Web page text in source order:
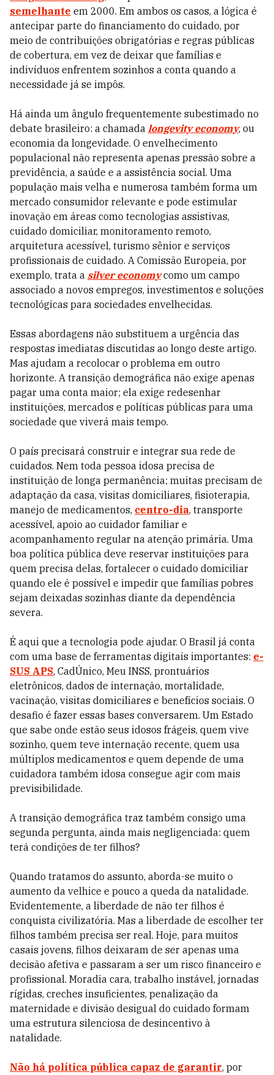
semelhante em 2000. Em ambos os casos, a lógica é
antecipar parte do financiamento do cuidado, por
meio de contribuições obrigatórias e regras públicas
de cobertura, em vez de deixar que famílias e
indivíduos enfrentem sozinhos a conta quando a
necessidade já se impôs.
Há ainda um ângulo frequentemente subestimado no
debate brasileiro: a chamada longevity economy, ou
economia da longevidade. O envelhecimento
populacional não representa apenas pressão sobre a
previdência, a saúde e a assistência social. Uma
população mais velha e numerosa também forma um
mercado consumidor relevante e pode estimular
inovação em áreas como tecnologias assistivas,
cuidado domiciliar, monitoramento remoto,
arquitetura acessível, turismo sênior e serviços
profissionais de cuidado. A Comissão Europeia, por
exemplo, trata a silver economycomo um campo
associado a novos empregos, investimentos e soluções
tecnológicas para sociedades envelhecidas.
Essas abordagens não substituem a urgência das
respostas imediatas discutidas ao longo deste artigo.
Mas ajudam a recolocar o problema em outro
horizonte. A transição demográfica não exige apenas
pagar uma conta maior; ela exige redesenhar
instituições, mercados e políticas públicas para uma
sociedade que viverá mais tempo.
O país precisará construir e integrar sua rede de
cuidados. Nem toda pessoa idosa precisa de
instituição de longa permanência; muitas precisam de
adaptação da casa, visitas domiciliares, fisioterapia,
manejo de medicamentos, centro-dia, transporte
acessível, apoio ao cuidador familiar e
acompanhamento regular na atenção primária. Uma
boa política pública deve reservar instituições para
quem precisa delas, fortalecer o cuidado domiciliar
quando ele é possível e impedir que famílias pobres
sejam deixadas sozinhas diante da dependência
severa.
É aqui que a tecnologia pode ajudar. O Brasil já conta
com uma base de ferramentas digitais importantes: e-
SUS APS, CadÚnico, Meu INSS, prontuários
eletrônicos, dados de internação, mortalidade,
vacinação, visitas domiciliares e benefícios sociais. O
desafio é fazer essas bases conversarem. Um Estado
que sabe onde estão seus idosos frágeis, quem vive
sozinho, quem teve internação recente, quem usa
múltiplos medicamentos e quem depende de uma
cuidadora também idosa consegue agir com mais
previsibilidade.
A transição demográfica traz também consigo uma
segunda pergunta, ainda mais negligenciada: quem
terá condições de ter filhos?
Quando tratamos do assunto, aborda-se muito o
aumento da velhice e pouco a queda da natalidade.
Evidentemente, a liberdade de não ter filhos é
conquista civilizatória. Mas a liberdade de escolher ter
filhos também precisa ser real. Hoje, para muitos
casais jovens, filhos deixaram de ser apenas uma
decisão afetiva e passaram a ser um risco financeiro e
profissional. Moradia cara, trabalho instável, jornadas
rígidas, creches insuficientes, penalização da
maternidade e divisão desigual do cuidado formam
uma estrutura silenciosa de desincentivo à
natalidade.
Não há política pública capaz de garantir, por